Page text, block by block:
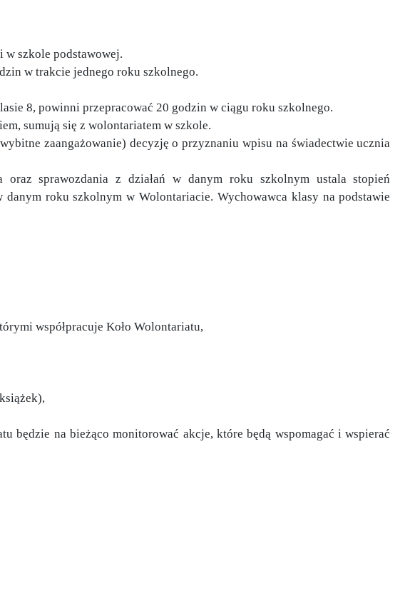
w szkole podstawowej.
w trakcie jednego roku szkolnego.
8, powinni przepracować 20 godzin w ciągu roku szkolnego.
sumują się z wolontariatem w szkole.
zaangażowanie) decyzję o przyznaniu wpisu na świadectwie ucznia
sprawozdania z działań w danym roku szkolnym ustala stopień
roku szkolnym w Wolontariacie. Wychowawca klasy na podstawie
współpracuje Koło Wolontariatu,
będzie na bieżąco monitorować akcje, które będą wspomagać i wspierać